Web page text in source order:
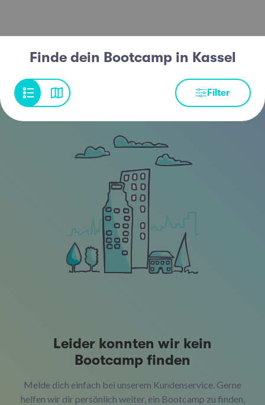
Finde dein Bootcamp in Kassel
Filter
Leider konnten wir kein
Bootcamp finden
Melde dich einfach bei unserem Kundenservice. Gerne
helfen wir dir persönlich weiter, ein Bootcamp zu finden,